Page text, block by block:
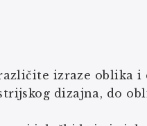
izraze oblika
dizajna, do